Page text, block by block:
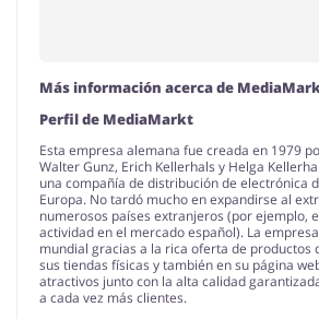
Más información acerca de
Perfil de MediaMarkt
Esta empresa alemana fue creada en 1979
Walter Gunz, Erich Kellerhals y Helga
una compañía de distribución de electrónica
Europa. No tardó mucho en expandirse al
numerosos países extranjeros (por ejemplo,
actividad en el mercado español). La
mundial gracias a la rica oferta de productos
sus tiendas físicas y también en su página
atractivos junto con la alta calidad
a cada vez más clientes.